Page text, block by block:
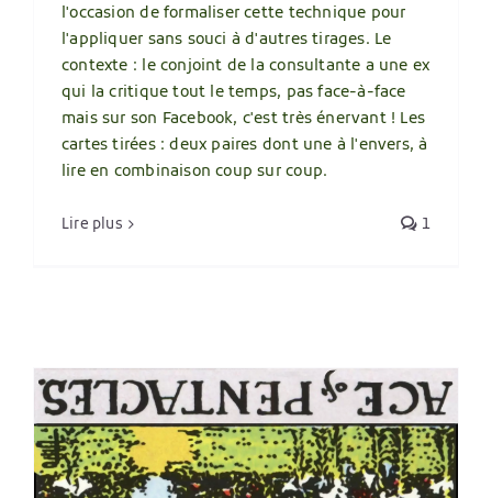
l'occasion de formaliser cette technique pour
l'appliquer sans souci à d'autres tirages. Le
contexte : le conjoint de la consultante a une ex
qui la critique tout le temps, pas face-à-face
mais sur son Facebook, c'est très énervant ! Les
cartes tirées : deux paires dont une à l'envers, à
lire en combinaison coup sur coup.
Lire plus 1